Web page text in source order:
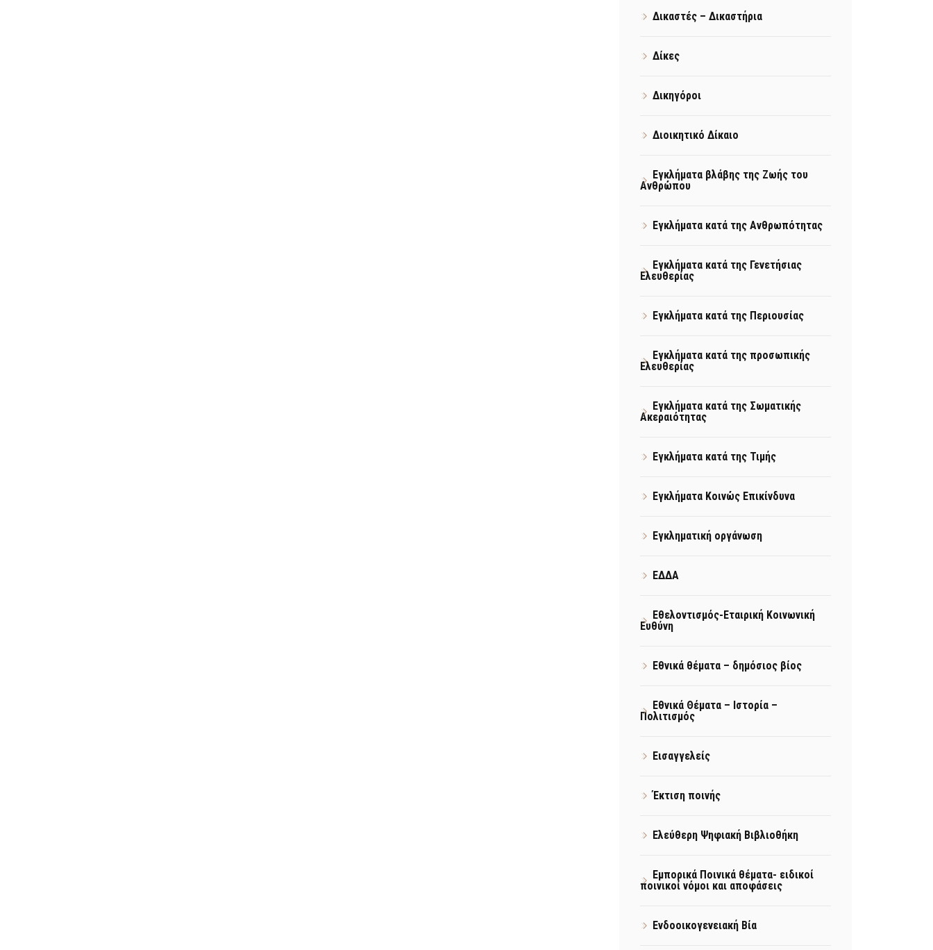
Δικαστές – Δικαστήρια
Δίκες
Δικηγόροι
Διοικητικό Δίκαιο
Εγκλήματα βλάβης της Ζωής του
Ανθρώπου
Εγκλήματα κατά της Ανθρωπότητας
Εγκλήματα κατά της Γενετήσιας
Ελευθερίας
Εγκλήματα κατά της Περιουσίας
Εγκλήματα κατά της προσωπικής
Ελευθερίας
Εγκλήματα κατά της Σωματικής
Ακεραιότητας
Εγκλήματα κατά της Τιμής
Εγκλήματα Κοινώς Επικίνδυνα
Εγκληματική οργάνωση
ΕΔΔΑ
Εθελοντισμός-Εταιρική Κοινωνική
Ευθύνη
Εθνικά θέματα – δημόσιος βίος
Εθνικά Θέματα – Ιστορία –
Πολιτισμός
Εισαγγελείς
Έκτιση ποινής
Ελεύθερη Ψηφιακή Βιβλιοθήκη
Εμπορικά Ποινικά θέματα- ειδικοί
ποινικοί νόμοι και αποφάσεις
Ενδοοικογενειακή Βία